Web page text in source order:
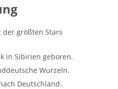
der größten Stars
in Sibirien geboren.
Wurzeln.
Deutschland.